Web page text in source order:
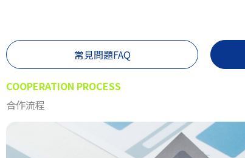
常見問題FAQ
COOPERATION PROCESS
合作流程